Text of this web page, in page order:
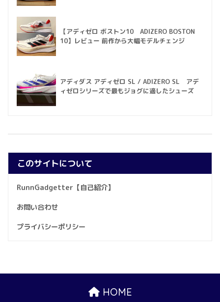
【アディゼロ ボストン10 ADIZERO BOSTON
10】レビュー 前作から大幅モデルチェンジ
アディダス アディゼロ SL / ADIZERO SL アデ
ィゼロシリーズで最もジョグに適したシューズ
このサイトについて
RunnGadgetter【自己紹介】
お問い合わせ
プライバシーポリシー
HOME